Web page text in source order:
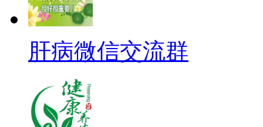
肝病微信交流群